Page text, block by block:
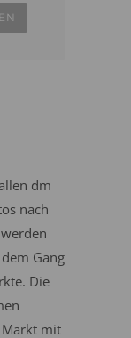
dm
nach
Gang
Die
mit